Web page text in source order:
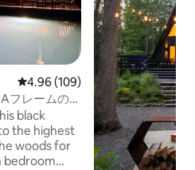
レビュー109件、5つ星中4.96つ
4.96 (109)
フレームの家
ール付き）
black
the highest
woods for
bedroom